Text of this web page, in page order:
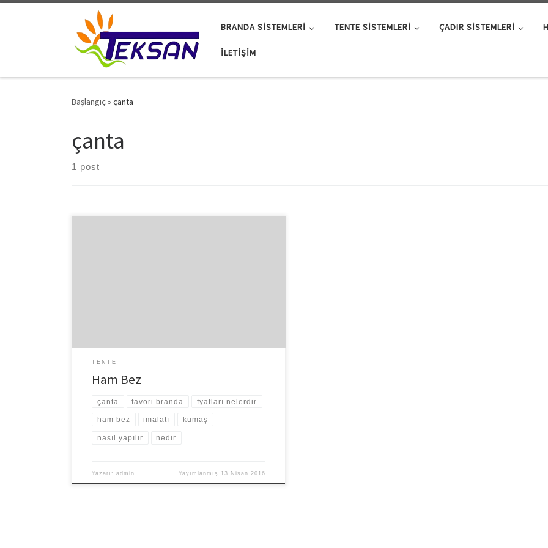
BRANDA SISTEMLERI TENTE SISTEMLERI ÇADIR SISTEMLERI
İLETIŞIM
Başlangıç »çanta
çanta
1 post
TENTE
Ham Bez
çanta favori branda fyatları nelerdir
ham bez imalatı kumaş
nasıl yapılır nedir
Yazarı:admin Yayımlanmış 13 Nisan 2016